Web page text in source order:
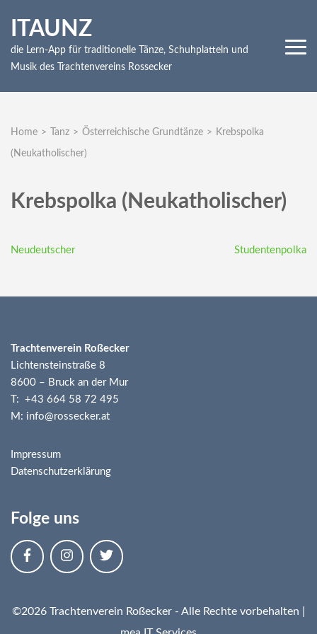
ITAUNZ
die Lern-App für traditionelle Tänze, Schuhplatteln und
Musik des Trachtenvereins Rossecker
Home > Tanz > Österreichische Grundtänze > Krebspolka
(Neukatholischer)
Krebspolka (Neukatholischer)
Beitragsnavigation
Neudeutscher Studentenpolka
Trachtenverein Roßecker
Lichtensteinstraße 8
8600 – Bruck an der Mur
T: +43 664 58 72 495
M: info@rossecker.at
Impressum
Datenschutzerklärung
Folge uns
©2026 Trachtenverein Roßecker - Alle Rechte vorbehalten |